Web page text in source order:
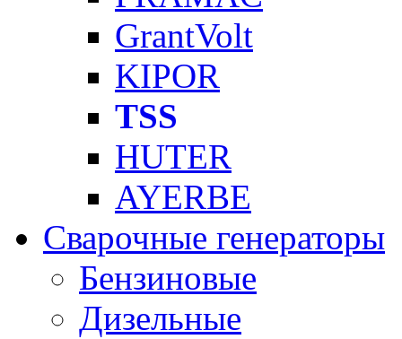
GrantVolt
KIPOR
TSS
HUTER
AYERBE
Сварочные генераторы
Бензиновые
Дизельные